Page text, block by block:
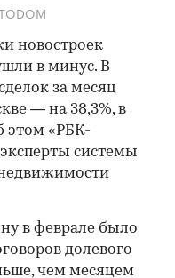
новостроек
в минус. В
за месяц
— на 38,3%, в
этом «РБК-
системы
в феврале было
долевого
чем месяцем